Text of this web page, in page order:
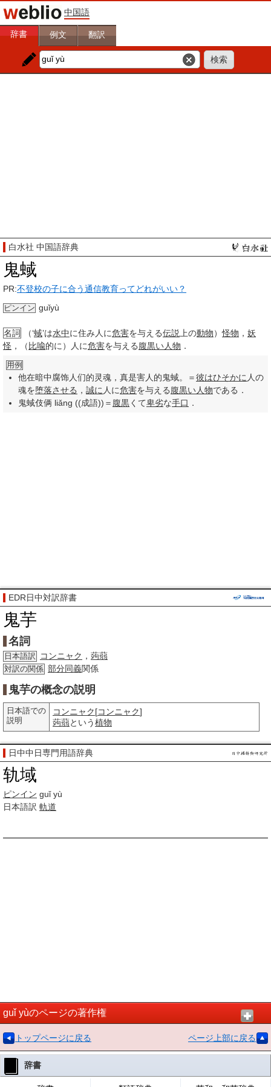
中国語
辞書 例文 翻訳
白水社 中国語辞典
鬼蜮
PR:不登校の子に合う通信教育ってどれがいい？
ピンイン guǐyù
名詞 （‘蜮’は水中に住み人に危害を与える伝説 上の動物）怪物 ， 妖
怪 ，（ 比喩的に）人に危害を与える腹黒い人物 ．
用例
他在暗中腐饰人们的灵魂，真是害人的鬼蜮。＝彼はひそかに 人の
魂を堕落させる ， 誠に 人に危害を与える腹黒い人物である．
鬼蜮伎俩 liǎng ((成語))＝ 腹黒くて卑劣な手口 ．
EDR日中対訳辞書
鬼芋
名詞
日本語訳 コンニャク ， 蒟蒻
対訳の関係 部分同義関係
鬼芋の概念の説明
日本語での
説明
コンニャク[コンニャク]
蒟蒻という植物
日中中日専門用語辞典
轨域
ピンイン guǐ yù
日本語訳 軌道
guǐ yùのページの著作権
トップページに戻る ページ上部に戻る
辞書